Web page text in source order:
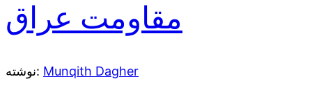
مقاومت عراق
نوشته: Munqith Dagher